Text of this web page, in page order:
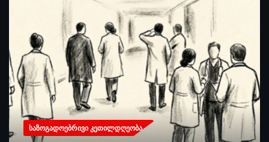
ᲡᲐᲖᲝᲒᲐᲓᲝᲔᲑᲠᲘᲕᲘ ᲙᲔᲗᲘᲚᲓᲦᲔᲝᲑᲐ